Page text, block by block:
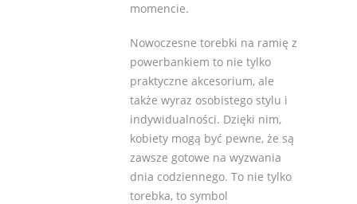
momencie.
Nowoczesne torebki na ramię z
powerbankiem to nie tylko
praktyczne akcesorium, ale
także wyraz osobistego stylu i
indywidualności. Dzięki nim,
kobiety mogą być pewne, że są
zawsze gotowe na wyzwania
dnia codziennego. To nie tylko
torebka, to symbol